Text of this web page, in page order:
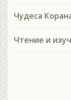
Чудеса
Чтение и